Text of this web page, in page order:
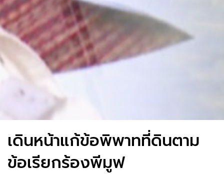
เดินหน้าแก้ข้อพิพาทที่ดินตาม
ข้อเรียกร้องพีมูฟ